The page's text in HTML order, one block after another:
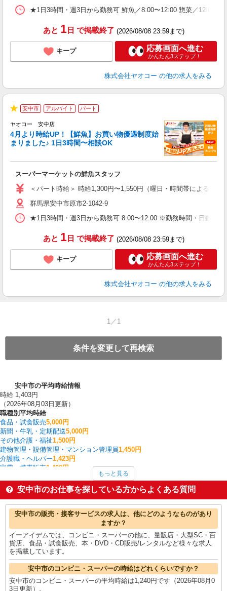
★1日3時間・週3日から勤務可 鮮魚／8:00〜12:00 惣菜／12:00
あと 1日 で掲載終了 (2026/08/08 23:59まで)
キープ 応募画面へ進む
かんたん3ステップ！
株式会社ヤオコー の他の求人をみる
安中市 アルバイト パート
ヤオコー 安中店
4月より時給UP！【鮮魚】お買い物優遇制度始
まりました♪ 1日3時間〜相談OK
スーパーマーケットの鮮魚スタッフ
＜パート時給＞ 時給1,300円〜1,550円（曜日・時間帯による）
群馬県安中市原市2-1042-9
★1日3時間・週3日から勤務可 8:00〜12:00 ※勤務時間・日数応
あと 1日 で掲載終了 (2026/08/08 23:59まで)
キープ 応募画面へ進む
かんたん3ステップ！
株式会社ヤオコー の他の求人をみる
1／1
条件を変更して再検索
安中市の平均時給情報
時給 1,403円
（2026年08月03日更新）
職種別平均時給
食品・試食販売5,000円
新聞・牛乳・定期配送5,000円
その他介護・福祉1,500円
建物管理・設備管理・マンション管理員1,450円
介護職・ヘルパー1,423円
家電・携帯販売1,400円
看護師・保健師・看護助手・助産師1,377円
その他軽作業・製造・物流1,363円
製造・組立・加工1,360円
安中市の他の職種の平均時給を見る
もっと見る
安中市のお仕事を探している方からよくある質問
安中市の販売・接客サービスの求人は、他にどのようなものがあり
ますか？
イーアイデムでは、コンビニ・スーパーの他に、量販店・大型SC・百
貨店、食品・試食販売、本・DVD・CD販売/レンタルなど様々な求人
を掲載しています。
安中市のコンビニ・スーパーの時給はどれくらいですか？
安中市のコンビニ・スーパーの平均時給は1,240円です（2026年08月0
3日更新）。